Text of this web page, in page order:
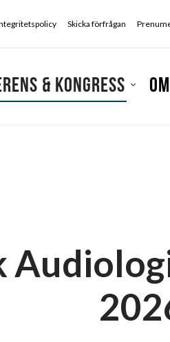
Skicka förfrågan
& kongress